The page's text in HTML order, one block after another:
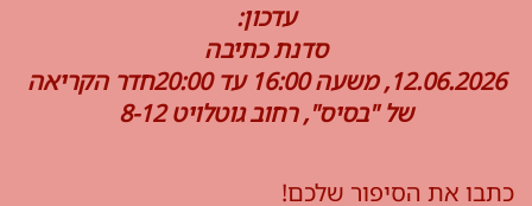
עדכון:
סדנת כתיבה
12.06.2026, משעה 16:00 עד 20:00חדר הקריאה
של "בסיס", רחוב גוטלויט 8-12
כתבו את הסיפור שלכם!